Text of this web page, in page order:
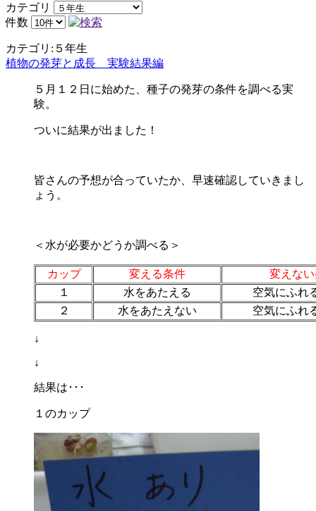
カテゴリ
件数
カテゴリ:５年生
植物の発芽と成長 実験結果編
５月１２日に始めた、種子の発芽の条件を調べる実
験。
ついに結果が出ました！
皆さんの予想が合っていたか、早速確認していきまし
ょう。
＜水が必要かどうか調べる＞
カップ 変える条件
変えな
１
水をあたえる
空気にふ
２
水をあたえない 空気にふ
↓
↓
結果は･･･
１のカップ